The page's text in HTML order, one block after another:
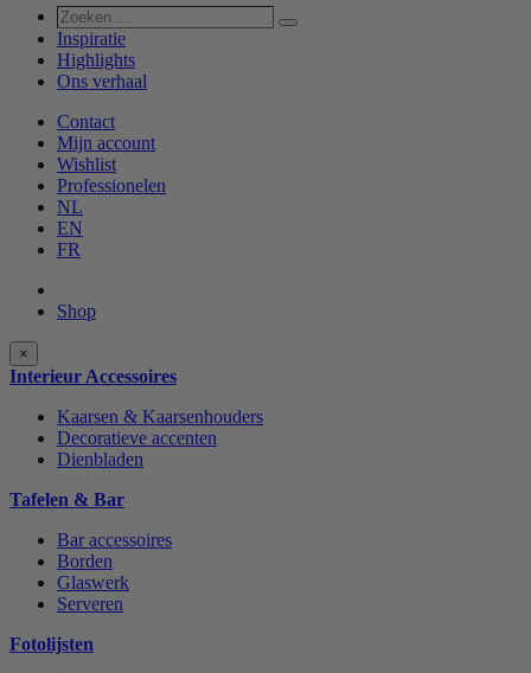
Zoeken
...
Zoeken
Inspiratie
Highlights
Ons verhaal
Contact
Mijn account
Wishlist
Professionelen
NL
EN
FR
Shop
Shop
categories
×
Interieur Accessoires
Kaarsen & Kaarsenhouders
Decoratieve accenten
Dienbladen
Tafelen & Bar
Bar accessoires
Borden
Glaswerk
Serveren
Fotolijsten